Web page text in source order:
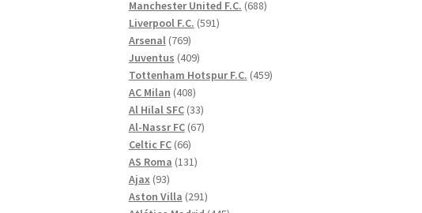
produkter
Manchester United F.C. 688688
Liverpool F.C. 591591
Arsenal 769769
produkter
Juventus 409409
produkter
Tottenham Hotspur F.C. 459459
AC Milan 408408
produkter
Al Hilal SFC 3333
produkter
Al-Nassr FC 6767
Celtic FC 6666
produkter
AS Roma 131131
Ajax 9393
produkter
Aston Villa 291291